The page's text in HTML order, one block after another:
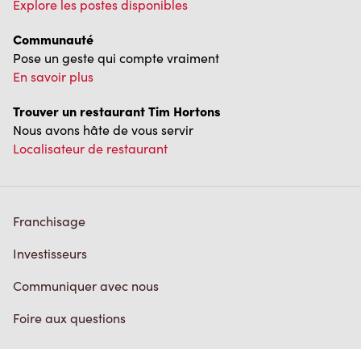
Explore les postes disponibles
Communauté
Pose un geste qui compte vraiment
En savoir plus
Trouver un restaurant Tim Hortons
Nous avons hâte de vous servir
Localisateur de restaurant
Franchisage
Investisseurs
Communiquer avec nous
Foire aux questions